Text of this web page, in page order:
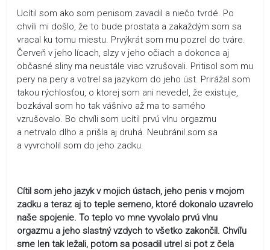
Ucítil som ako som penisom zavadil a niečo tvrdé. Po
chvíli mi došlo, že to bude prostata a zakaždým som sa
vracal ku tomu miestu. Prvýkrát som mu pozrel do tváre.
Červeň v jeho lícach, slzy v jeho očiach a dokonca aj
občasné sliny ma neustále viac vzrušovali. Pritisol som mu
pery na pery a votrel sa jazykom do jeho úst. Prirážal som
takou rýchlosťou, o ktorej som ani nevedel, že existuje,
bozkával som ho tak vášnivo až ma to samého
vzrušovalo. Bo chvíli som ucítil prvú vlnu orgazmu
a netrvalo dlho a prišla aj druhá. Neubránil som sa
a vyvrcholil som do jeho zadku.
Cítil som jeho jazyk v mojich ústach, jeho penis v mojom
zadku a teraz aj to teple semeno, ktoré dokonalo uzavrelo
naše spojenie. To teplo vo mne vyvolalo prvú vlnu
orgazmu a jeho slastný vzdych to všetko zakončil. Chvíľu
sme len tak ležali, potom sa posadil utrel si pot z čela